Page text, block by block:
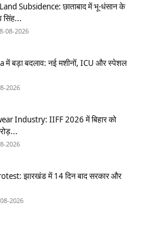
Subsidence: छाताबाद में भू-धंसान के
सिंह...
08-2026
में बड़ा बदलाव: नई मशीनों, ICU और स्पेशल
2026
Industry: IIFF 2026 में बिहार को
2026
झारखंड में 14 दिन बाद सरकार और
2026